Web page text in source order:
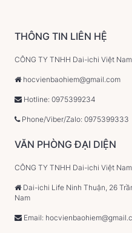
THÔNG TIN LIÊN HỆ
CÔNG TY TNHH Dai-ichi Việt Nam
hocvienbaohiem@gmail.com
Hotline: 0975399234
Phone/Viber/Zalo: 0975399333
VĂN PHÒNG ĐẠI DIỆN
CÔNG TY TNHH Dai-ichi Việt
Dai-ichi Life Ninh Thuận, 26
Nam
Email: